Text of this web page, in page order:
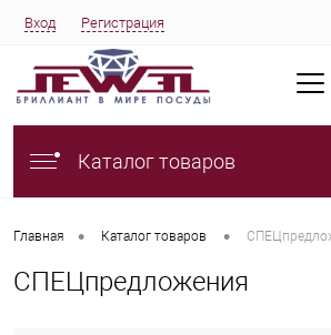
Вход Регистрация
Каталог товаров
Главная • Каталог товаров •
СПЕЦпредложения